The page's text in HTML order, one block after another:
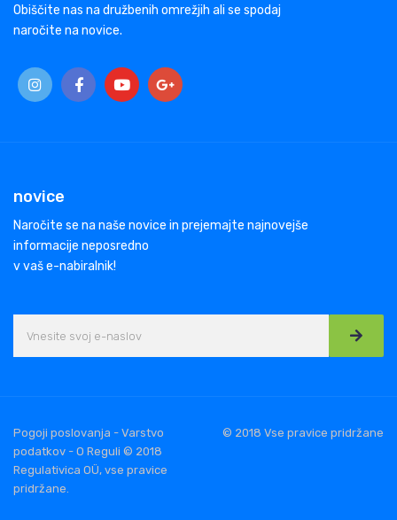
Obiščite nas na družbenih omrežjih ali se spodaj
naročite na novice.
novice
Naročite se na naše novice in prejemajte najnovejše
informacije neposredno
v vaš e-nabiralnik!
Pogoji poslovanja - Varstvo
podatkov - O Reguli © 2018
Regulativica OÜ, vse pravice
pridržane.
© 2018 Vse pravice pridržane